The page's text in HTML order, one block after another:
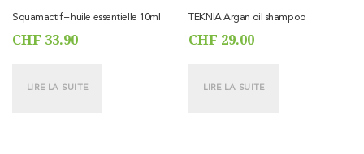
Squamactif – huile essentielle 10ml
CHF 33.90
LIRE LA SUITE
TEKNIA Argan oil shampoo
CHF 29.00
LIRE LA SUITE